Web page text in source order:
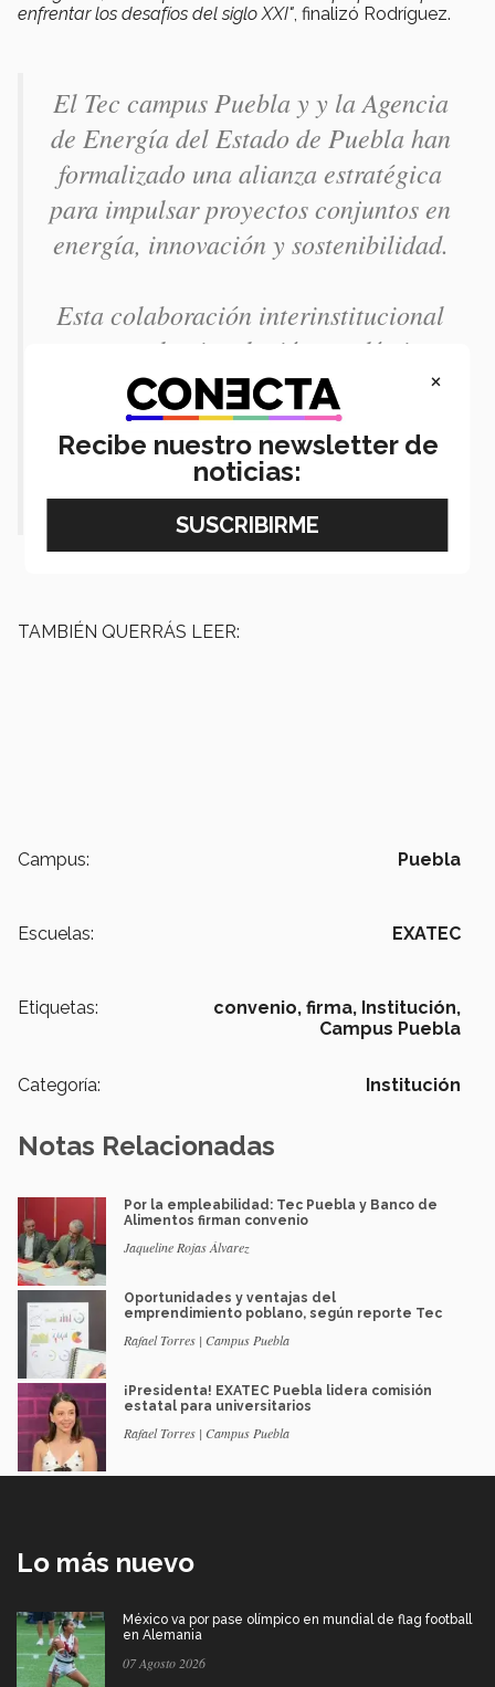
enfrentar los desafíos del siglo XXI" , finalizó Rodríguez.
El Tec campus Puebla y y la Agencia
de Energía del Estado de Puebla han
formalizado una alianza estratégica
para impulsar proyectos conjuntos en
energía, innovación y sostenibilidad.
Esta colaboración interinstitucional
promueve la vinculación académica y
gubernamental,…
pic.twitter.com/h5NWBEtev7
— TEC Campus Puebla
(@TECcampusPUE)August 7, 2025
TAMBIÉN QUERRÁS LEER:
Campus: Puebla
Escuelas: EXATEC
Etiquetas: convenio, firma, Institución,
Campus Puebla
Categoría: Institución
Notas Relacionadas
Por la empleabilidad: Tec Puebla y Banco de
Alimentos firman convenio
Jaqueline Rojas Álvarez
Oportunidades y ventajas del
emprendimiento poblano, según reporte Tec
Rafael Torres | Campus Puebla
¡Presidenta! EXATEC Puebla lidera comisión
estatal para universitarios
Rafael Torres | Campus Puebla
Lo más nuevo
México va por pase olímpico en mundial de flag football
en Alemania
07 Agosto 2026
×
Recibe nuestro newsletter de
noticias: